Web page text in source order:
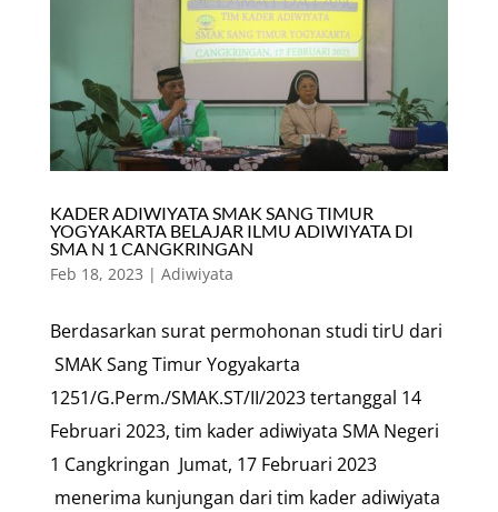
KADER ADIWIYATA SMAK SANG TIMUR
YOGYAKARTA BELAJAR ILMU ADIWIYATA DI
SMA N 1 CANGKRINGAN
Feb 18, 2023 | Adiwiyata
Berdasarkan surat permohonan studi tirU dari
SMAK Sang Timur Yogyakarta
1251/G.Perm./SMAK.ST/II/2023 tertanggal 14
Februari 2023, tim kader adiwiyata SMA Negeri
1 Cangkringan Jumat, 17 Februari 2023
menerima kunjungan dari tim kader adiwiyata